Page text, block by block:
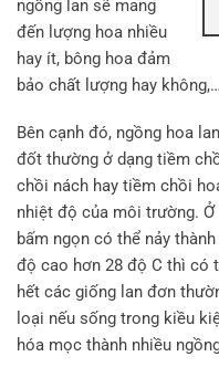
ngồng lan sẽ mang
đến lượng hoa nhiều
hay ít, bông hoa đảm
bảo chất lượng hay không,…
Bên cạnh đó, ngồng hoa
đốt thường ở dạng tiềm
chồi nách hay tiềm chồi
nhiệt độ của môi trường.
bấm ngọn có thể nảy
độ cao hơn 28 độ C thì có
hết các giống lan đơn
loại nếu sống trong kiều
hóa mọc thành nhiều